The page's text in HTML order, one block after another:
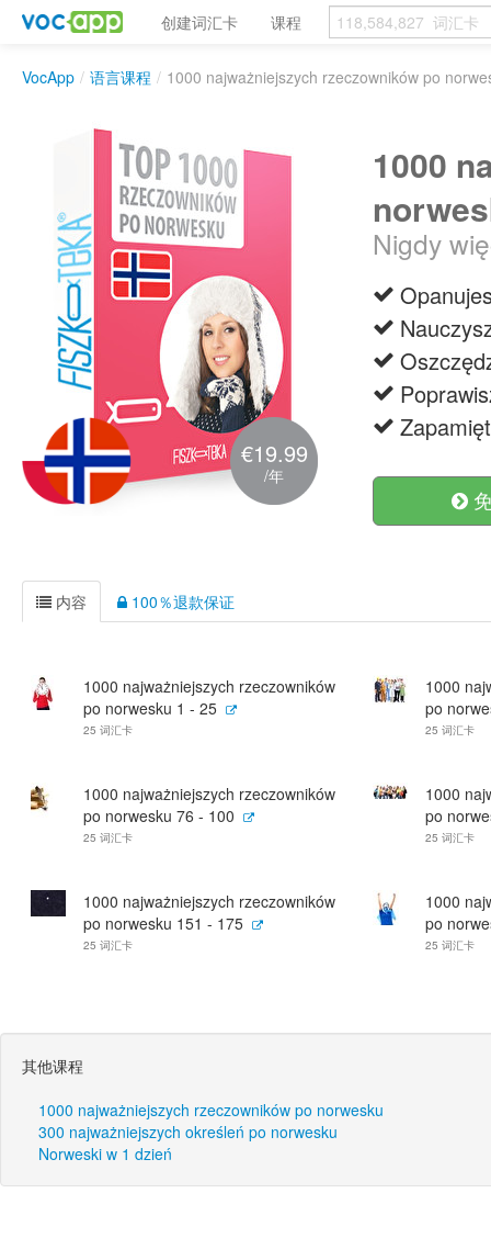
创建词汇卡 课程
VocApp / 语言课程 / 1000 najważniejszych rzeczowników po
€19.99
/年
1000
Nigdy
内容 100％退款保证
1000 najważniejszych rzeczowników
po norwesku 1 - 25
25 词汇卡
1000
po
25 词汇卡
1000 najważniejszych rzeczowników
po norwesku 76 - 100
25 词汇卡
1000
po
25 词汇卡
1000 najważniejszych rzeczowników
po norwesku 151 - 175
25 词汇卡
1000
po
25 词汇卡
其他课程
1000 najważniejszych rzeczowników po norwesku
300 najważniejszych określeń po norwesku
Norweski w 1 dzień